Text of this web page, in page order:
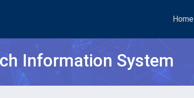
Home
Information System